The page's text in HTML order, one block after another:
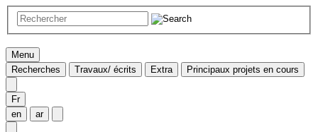
Menu
Recherches
Travaux/ écrits Extra Principaux projets en cours
Fr
en
ar